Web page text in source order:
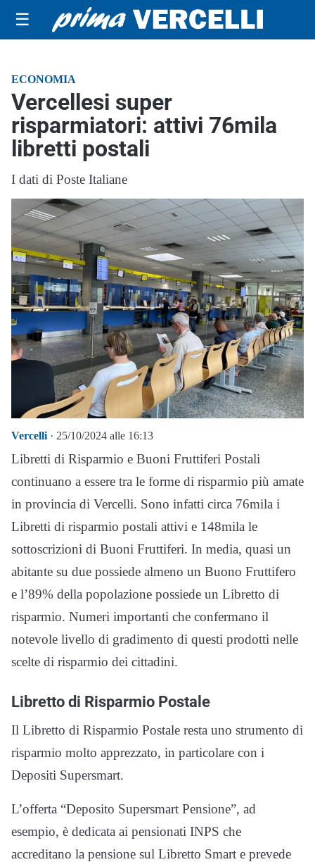
☰
ECONOMIA
Vercellesi super
risparmiatori: attivi 76mila
libretti postali
I dati di Poste Italiane
Vercelli · 25/10/2024 alle 16:13
Libretti di Risparmio e Buoni Fruttiferi Postali
continuano a essere tra le forme di risparmio più amate
in provincia di Vercelli. Sono infatti circa 76mila i
Libretti di risparmio postali attivi e 148mila le
sottoscrizioni di Buoni Fruttiferi. In media, quasi un
abitante su due possiede almeno un Buono Fruttifero
e l’89% della popolazione possiede un Libretto di
risparmio. Numeri importanti che confermano il
notevole livello di gradimento di questi prodotti nelle
scelte di risparmio dei cittadini.
Libretto di Risparmio Postale
Il Libretto di Risparmio Postale resta uno strumento di
risparmio molto apprezzato, in particolare con i
Depositi Supersmart.
L’offerta “Deposito Supersmart Pensione”, ad
esempio, è dedicata ai pensionati INPS che
accreditano la pensione sul Libretto Smart e prevede